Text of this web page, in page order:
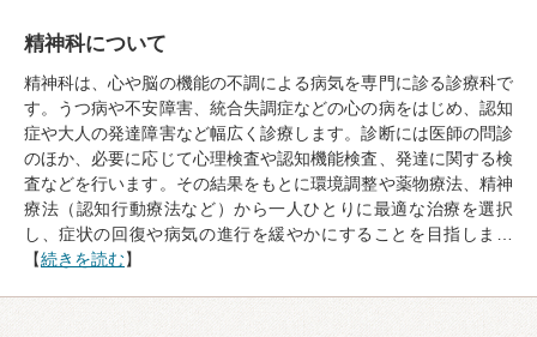
精神科について
精神科は、心や脳の機能の不調による病気を専門に診る診療科で
す。うつ病や不安障害、統合失調症などの心の病をはじめ、認知
症や大人の発達障害など幅広く診療します。診断には医師の問診
のほか、必要に応じて心理検査や認知機能検査、発達に関する検
査などを行います。その結果をもとに環境調整や薬物療法、精神
療法（認知行動療法など）から一人ひとりに最適な治療を選択
し、症状の回復や病気の進行を緩やかにすることを目指しま…
【続きを読む】